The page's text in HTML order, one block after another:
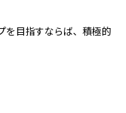
を目指すならば、積極的